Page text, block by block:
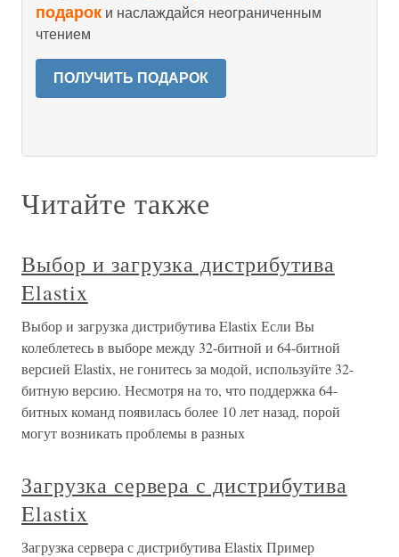
подарок и наслаждайся неограниченным
чтением
ПОЛУЧИТЬ ПОДАРОК
Читайте также
Выбор и загрузка дистрибутива
Elastix
Выбор и загрузка дистрибутива Elastix Если Вы
колеблетесь в выборе между 32-битной и 64-битной
версией Elastix, не гонитесь за модой, используйте 32-
битную версию. Несмотря на то, что поддержка 64-
битных команд появилась более 10 лет назад, порой
могут возникать проблемы в разных
Загрузка сервера с дистрибутива
Elastix
Загрузка сервера с дистрибутива Elastix Пример